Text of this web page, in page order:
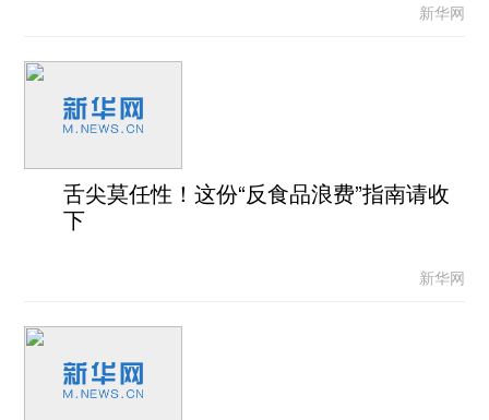
新华网
舌尖莫任性！这份“反食品浪费”指南请收
下
新华网